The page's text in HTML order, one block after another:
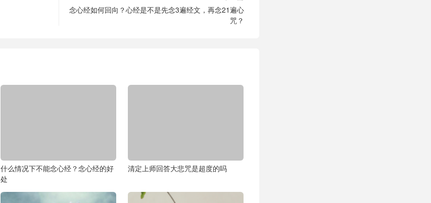
念心经如何回向？心经是不是先念3遍经文，再念21遍心
咒？
什么情况下不能念心经？念心经的好
处
清定上师回答大悲咒是超度的吗